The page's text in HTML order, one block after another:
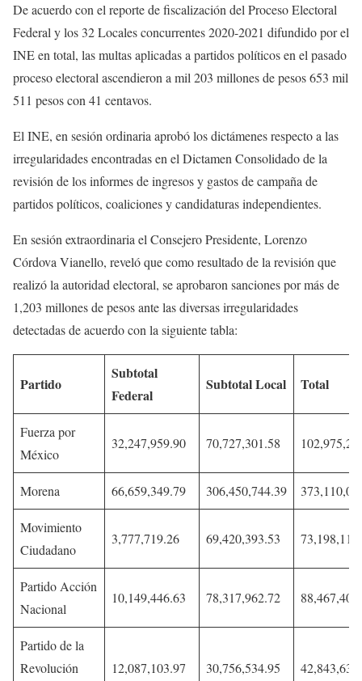
De acuerdo con el reporte de fiscalización del Proceso Electoral
Federal y los 32 Locales concurrentes 2020-2021 difundido por el
INE en total, las multas aplicadas a partidos políticos en el pasado
proceso electoral ascendieron a mil 203 millones de pesos 653 mil
511 pesos con 41 centavos.
El INE, en sesión ordinaria aprobó los dictámenes respecto a las
irregularidades encontradas en el Dictamen Consolidado de la
revisión de los informes de ingresos y gastos de campaña de
partidos políticos, coaliciones y candidaturas independientes.
En sesión extraordinaria el Consejero Presidente, Lorenzo
Córdova Vianello, reveló que como resultado de la revisión que
realizó la autoridad electoral, se aprobaron sanciones por más de
1,203 millones de pesos ante las diversas irregularidades
detectadas de acuerdo con la siguiente tabla:
Partido
Subtotal
Federal
Subtotal Local Total
Fuerza por
México
32,247,959.90 70,727,301.58
Morena 66,659,349.79 306,450,744.39
Movimiento
Ciudadano
3,777,719.26 69,420,393.53
Partido Acción
Nacional
10,149,446.63 78,317,962.72
Partido de la
Revolución
12,087,103.97 30,756,534.95